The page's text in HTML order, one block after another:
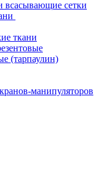
сетки
ткани
(тарпаулин)
манипуляторов